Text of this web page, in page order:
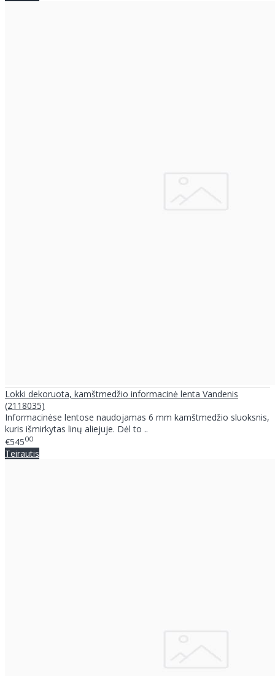
Lokki dekoruota, kamštmedžio informacinė lenta Vandenis
(2118035)
Informacinėse lentose naudojamas 6 mm kamštmedžio sluoksnis,
kuris išmirkytas linų aliejuje. Dėl to ..
€54500
Teirautis